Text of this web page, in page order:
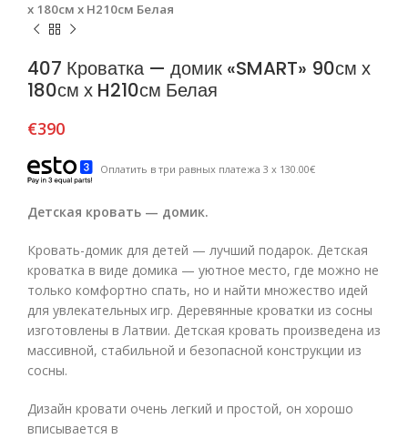
х 180см х H210см Белая
407 Кроватка — домик «SMART» 90см х
180см х H210см Белая
€390
Оплатить в три равных платежа 3 x 130.00€
Детская кровать — домик.
Кровать-домик для детей — лучший подарок. Детская
кроватка в виде домика — уютное место, где можно не
только комфортно спать, но и найти множество идей
для увлекательных игр. Деревянные кроватки из сосны
изготовлены в Латвии. Детская кровать произведена из
массивной, стабильной и безопасной конструкции из
сосны.
Дизайн кровати очень легкий и простой, он хорошо
вписывается в